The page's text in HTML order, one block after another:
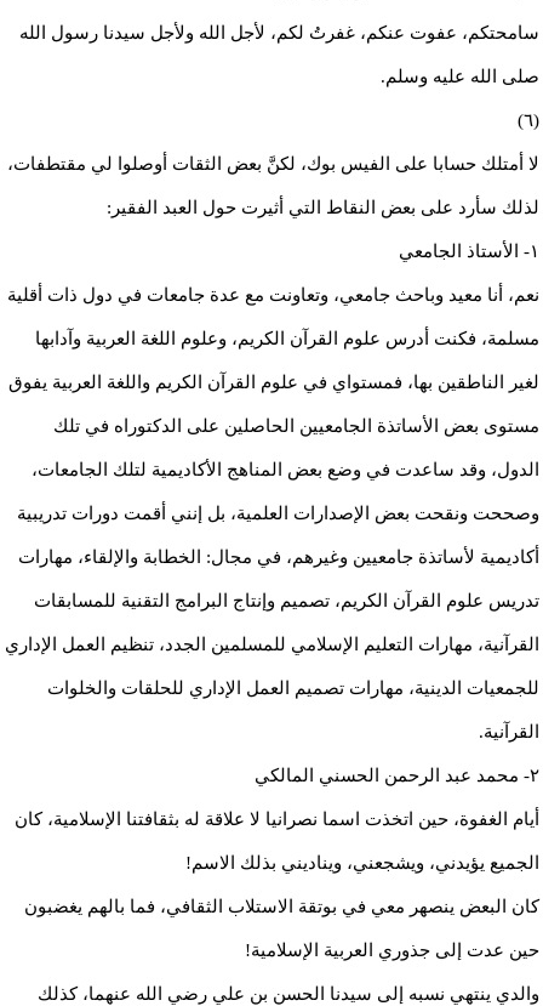
سامحتكم، عفوت عنكم، غفرتُ لكم، لأجل الله ولأجل سيدنا رسول الله
صلى الله عليه وسلم.
(٦)
لا أمتلك حسابا على الفيس بوك، لكنَّ بعض الثقات أوصلوا لي مقتطفات،
لذلك سأرد على بعض النقاط التي أثيرت حول العبد الفقير:
١- الأستاذ الجامعي
نعم، أنا معيد وباحث جامعي، وتعاونت مع عدة جامعات في دول ذات أقلية
مسلمة، فكنت أدرس علوم القرآن الكريم، وعلوم اللغة العربية وآدابها
لغير الناطقين بها، فمستواي في علوم القرآن الكريم واللغة العربية يفوق
مستوى بعض الأساتذة الجامعيين الحاصلين على الدكتوراه في تلك
الدول، وقد ساعدت في وضع بعض المناهج الأكاديمية لتلك الجامعات،
وصححت ونقحت بعض الإصدارات العلمية، بل إنني أقمت دورات تدريبية
أكاديمية لأساتذة جامعيين وغيرهم، في مجال: الخطابة والإلقاء، مهارات
تدريس علوم القرآن الكريم، تصميم وإنتاج البرامج التقنية للمسابقات
القرآنية، مهارات التعليم الإسلامي للمسلمين الجدد، تنظيم العمل الإداري
للجمعيات الدينية، مهارات تصميم العمل الإداري للحلقات والخلوات
القرآنية.
٢- محمد عبد الرحمن الحسني المالكي
أيام الغفوة، حين اتخذت اسما نصرانيا لا علاقة له بثقافتنا الإسلامية، كان
الجميع يؤيدني، ويشجعني، ويناديني بذلك الاسم!
كان البعض ينصهر معي في بوتقة الاستلاب الثقافي، فما بالهم يغضبون
حين عدت إلى جذوري العربية الإسلامية!
والدي ينتهي نسبه إلى سيدنا الحسن بن علي رضي الله عنهما، كذلك